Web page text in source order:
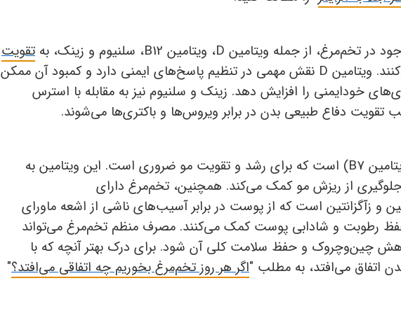
در تخم‌مرغ، از جمله ویتامین D، ویتامین B12، سلنیوم و زینک، به تقویت
ویتامین D نقش مهمی در تنظیم پاسخ‌های ایمنی دارد و کمبود آن ممکن
خودایمنی را افزایش دهد. زینک و سلنیوم نیز به مقابله با استرس
تقویت دفاع طبیعی بدن در برابر ویروس‌ها و باکتری‌ها می‌شوند.
B7) است که برای رشد و تقویت مو ضروری است. این ویتامین به
از ریزش مو کمک می‌کند. همچنین، تخم‌مرغ دارای
و زآگزانتین است که از پوست در برابر آسیب‌های ناشی از اشعه ماورای
رطوبت و شادابی پوست کمک می‌کنند. مصرف منظم تخم‌مرغ می‌تواند
چین‌وچروک و حفظ سلامت کلی آن شود. برای درک بهتر آنچه که با
اتفاق می‌افتد، به مطلب "اگر هر روز تخم‌مرغ بخوریم چه اتفاقی می‌افتد؟"